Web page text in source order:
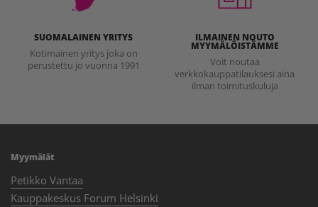
SUOMALAINEN YRITYS
Kotimainen yritys joka on
perustettu jo vuonna 1991
ILMAINEN NOUTO
MYYMÄLÖISTÄMME
Voit noutaa
verkkokauppatilauksesi aina
ilman toimituskuluja
Myymälät
Petikko Vantaa
Kauppakeskus Forum Helsinki